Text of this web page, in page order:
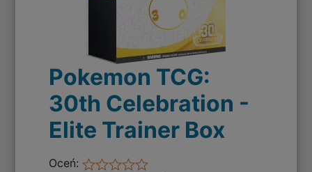
Pokemon TCG:
30th Celebration -
Elite Trainer Box
Oceń: